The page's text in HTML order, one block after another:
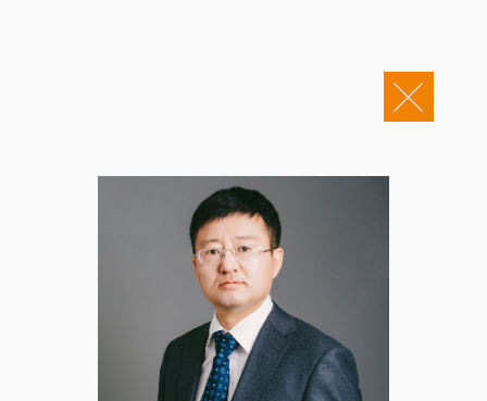
康桥人员
新闻动态
康桥党建
业务领域
Copyright © 2011-2026 康桥律师事务所